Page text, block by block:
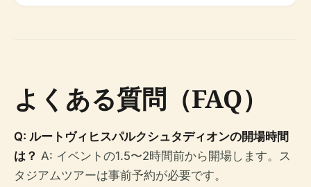
よくある質問（FAQ）
Q: ルートヴィヒスパルクシュタディオンの開場時間
は？ A: イベントの1.5〜2時間前から開場します。ス
タジアムツアーは事前予約が必要です。